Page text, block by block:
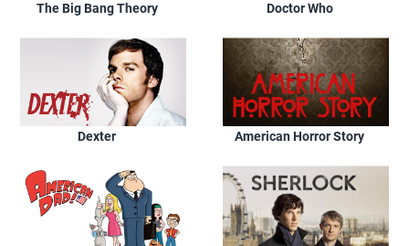
The Big Bang Theory Doctor Who
Dexter American Horror Story